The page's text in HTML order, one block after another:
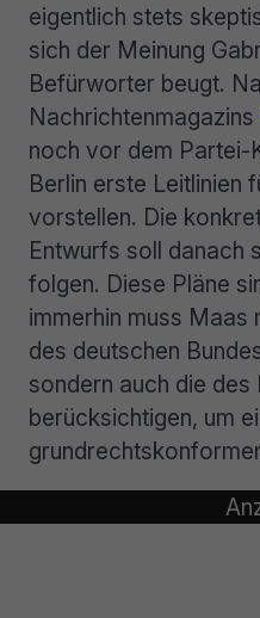
eigentlich stets
sich der Meinung
Befürworter beugt.
Nachrichtenmagazins
noch vor dem Partei-
Berlin erste Leitlinien
vorstellen. Die
Entwurfs soll danach
folgen. Diese Pläne
immerhin muss Maas
des deutschen
sondern auch die
berücksichtigen, um